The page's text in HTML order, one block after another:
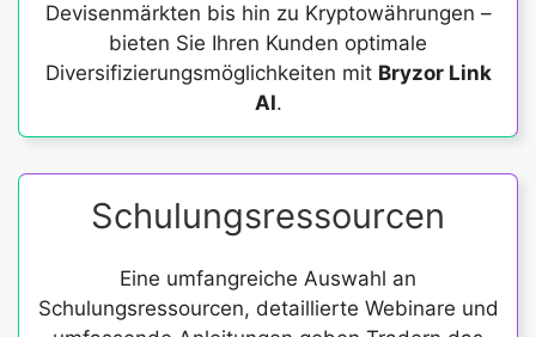
Devisenmärkten bis hin zu Kryptowährungen –
bieten Sie Ihren Kunden optimale
Diversifizierungsmöglichkeiten mit Bryzor Link
AI.
Schulungsressourcen
Eine umfangreiche Auswahl an
Schulungsressourcen, detaillierte Webinare und